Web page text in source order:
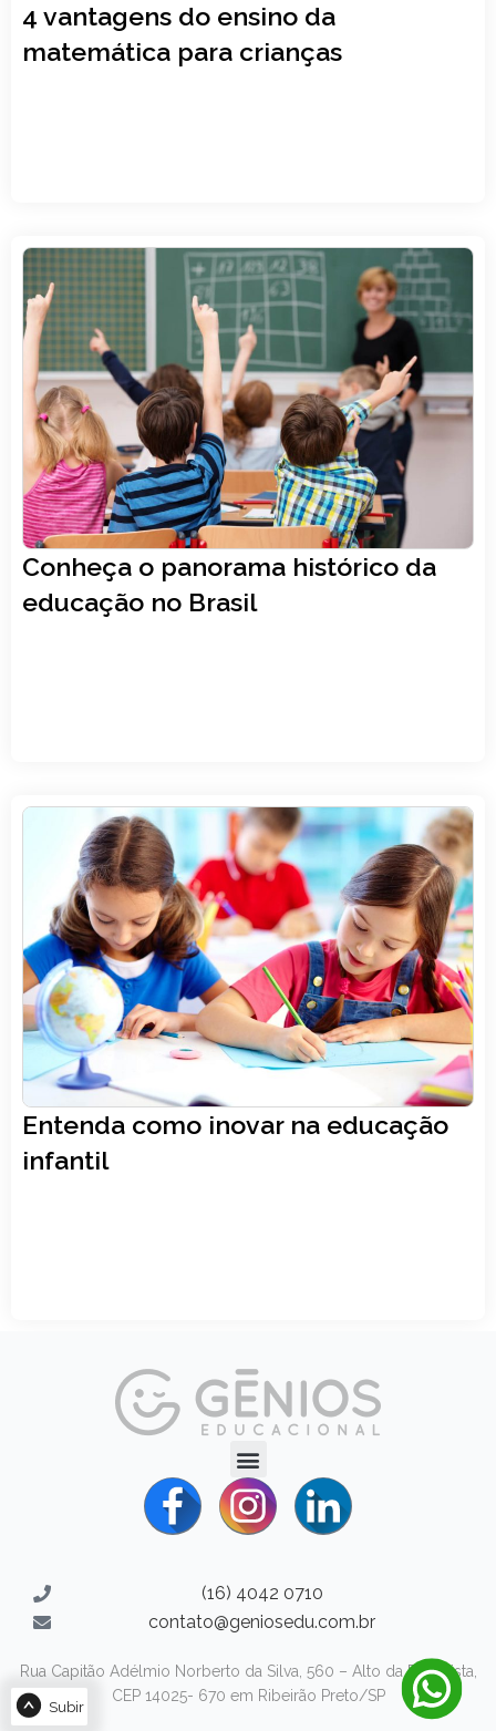
LER ARTIGO
4 vantagens do ensino da
matemática para crianças
Matemática , Sala de aula
30, janeiro
LER ARTIGO
Conheça o panorama histórico da
educação no Brasil
Gestão escolar
23, janeiro
LER ARTIGO
Entenda como inovar na educação
infantil
Gestão escolar
(16) 4042 0710
contato@geniosedu.com.br
Rua Capitão Adélmio Norberto da Silva, 560 – Alto da Boa Vista,
CEP 14025- 670 em Ribeirão Preto/SP
Subir